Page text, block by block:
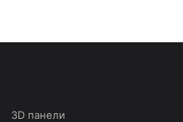
3D панели